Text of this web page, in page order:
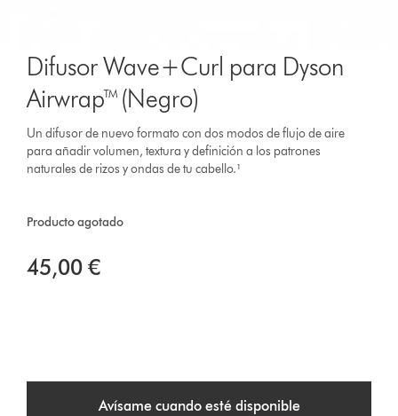
Difusor Wave+Curl para Dyson
Airwrap™ (Negro)
Un difusor de nuevo formato con dos modos de flujo de aire
para añadir volumen, textura y definición a los patrones
naturales de rizos y ondas de tu cabello.¹
Producto agotado
45,00 €
Avísame cuando esté disponible